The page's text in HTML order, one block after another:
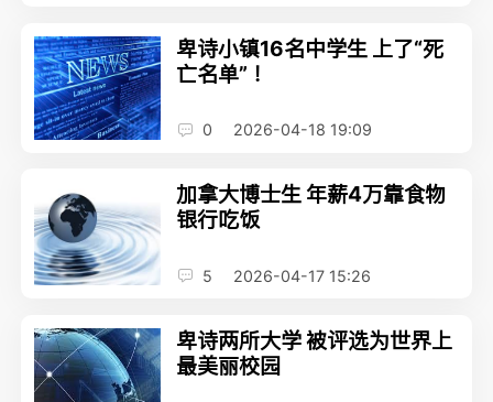
卑诗小镇16名中学生 上了“死
亡名单” ！
0 2026-04-18 19:09
加拿大博士生 年薪4万靠食物
银行吃饭
5 2026-04-17 15:26
卑诗两所大学 被评选为世界上
最美丽校园